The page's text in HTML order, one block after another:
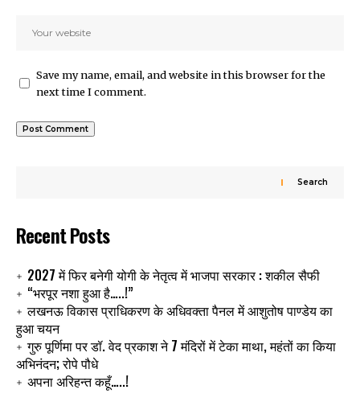
Save my name, email, and website in this browser for the
next time I comment.
Search
Recent Posts
2027 में फिर बनेगी योगी के नेतृत्व में भाजपा सरकार : शकील सैफी
“भरपूर नशा हुआ है…..!”
लखनऊ विकास प्राधिकरण के अधिवक्ता पैनल में आशुतोष पाण्डेय का
हुआ चयन
गुरु पूर्णिमा पर डॉ. वेद प्रकाश ने 7 मंदिरों में टेका माथा, महंतों का किया
अभिनंदन; रोपे पौधे
अपना अरिहन्त कहूँ…..!